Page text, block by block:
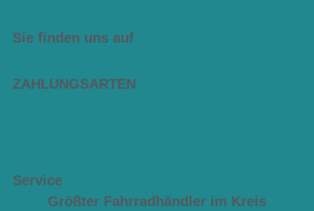
Sie finden uns auf
ZAHLUNGSARTEN
Service
Größter Fahrradhändler im Kreis